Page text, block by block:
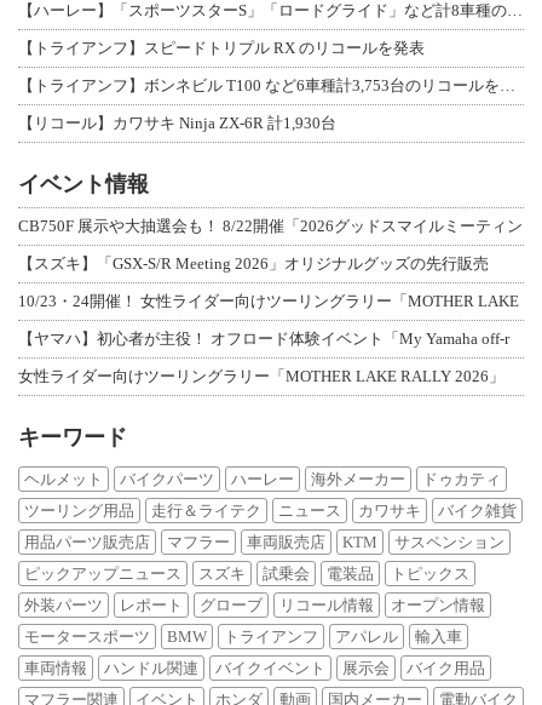
【ハーレー】「スポーツスターS」「ロードグライド」など計8車種のリコールを発表
【トライアンフ】スピードトリプル RX のリコールを発表
【トライアンフ】ボンネビル T100 など6車種計3,753台のリコールを発表
【リコール】カワサキ Ninja ZX-6R 計1,930台
イベント情報
CB750F 展示や大抽選会も！ 8/22開催「2026グッドスマイルミーティン
【スズキ】「GSX-S/R Meeting 2026」オリジナルグッズの先行販売
10/23・24開催！ 女性ライダー向けツーリングラリー「MOTHER LAKE
【ヤマハ】初心者が主役！ オフロード体験イベント「My Yamaha off-r
女性ライダー向けツーリングラリー「MOTHER LAKE RALLY 2026」
キーワード
ヘルメット バイクパーツ ハーレー 海外メーカー
ドゥカティ
ツーリング用品
走行＆ライテク ニュース カワサキ
バイク雑貨
用品パーツ販売店
マフラー 車両販売店 KTM
サスペンション
ピックアップニュース
スズキ 試乗会 電装品
トピックス
外装パーツ
レポート グローブ リコール情報
オープン情報
モータースポーツ
BMW トライアンフ アパレル
輸入車
車両情報
ハンドル関連 バイクイベント 展示会
バイク用品
マフラー関連
イベント ホンダ 動画 国内メーカー 電動バイク